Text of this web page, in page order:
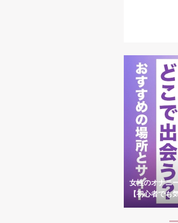
女性のオナニ
【初心者でも